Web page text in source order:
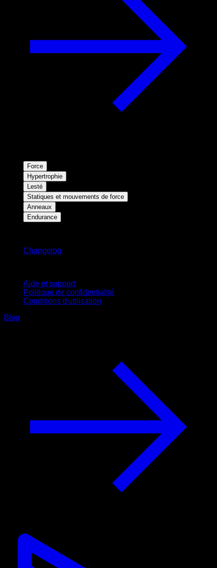
Force
Hypertrophie
Lesté
Statiques et mouvements de force
Anneaux
Endurance
Changelog
Aide et support
Politique de confidentialité
Conditions d'utilisation
Blog